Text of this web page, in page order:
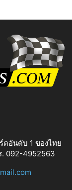
ตอันดับ 1 ของไทย
092-4952563